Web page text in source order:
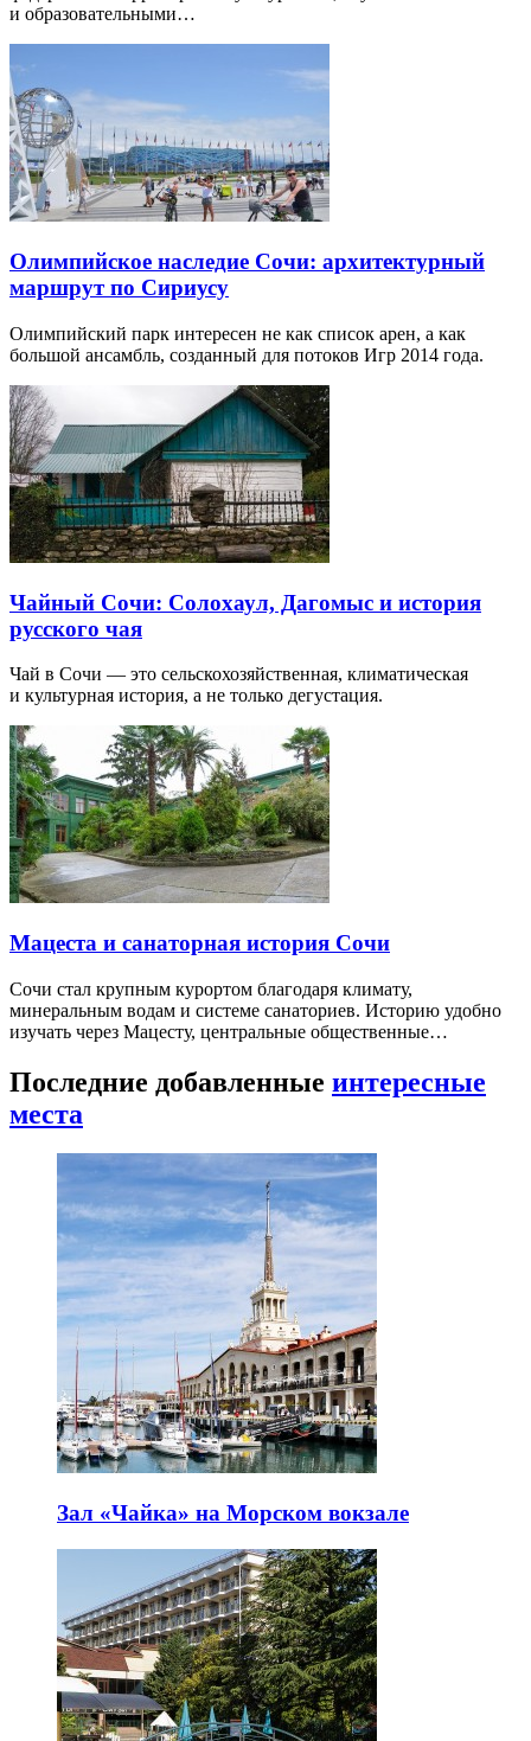
и образовательными…
Олимпийское наследие Сочи: архитектурный
маршрут по Сириусу
Олимпийский парк интересен не как список арен, а как
большой ансамбль, созданный для потоков Игр 2014 года.
Чайный Сочи: Солохаул, Дагомыс и история
русского чая
Чай в Сочи — это сельскохозяйственная, климатическая
и культурная история, а не только дегустация.
Мацеста и санаторная история Сочи
Сочи стал крупным курортом благодаря климату,
минеральным водам и системе санаториев. Историю удобно
изучать через Мацесту, центральные общественные…
Последние добавленные интересные
места
Зал «Чайка» на Морском вокзале